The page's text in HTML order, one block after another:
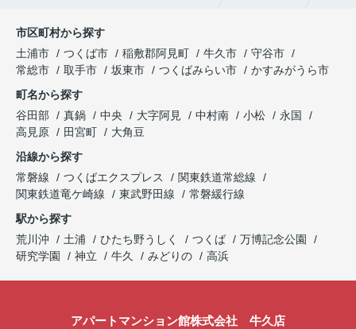
市区町村から探す
土浦市
つくば市 稲敷郡阿見町 牛久市
守谷市
常総市
取手市 坂東市 つくばみらい市
かすみがうら市
町名から探す
谷田部
真鍋 中央 大字阿見 中村南 小松
永国
高見原
田宮町
大角豆
沿線から探す
常磐線
つくばエクスプレス
関東鉄道常総線
関東鉄道竜ケ崎線
東武野田線
常磐緩行線
駅から探す
荒川沖
土浦 ひたち野うしく つくば
万博記念公園
研究学園
神立 牛久 みどりの 高浜
アパートマンション館株式会社 牛久店